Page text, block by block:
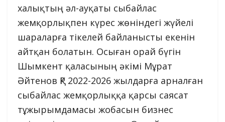
халықтың әл-ауқаты сыбайлас
жемқорлықпен күрес жөніндегі жүйелі
шараларға тікелей байланысты екенін
айтқан болатын. Осыған орай бүгін
Шымкент қаласының әкімі Мұрат
Әйтенов ҚР 2022-2026 жылдарға арналған
сыбайлас жемқорлыққа қарсы саясат
тұжырымдамасы жобасын бизнес